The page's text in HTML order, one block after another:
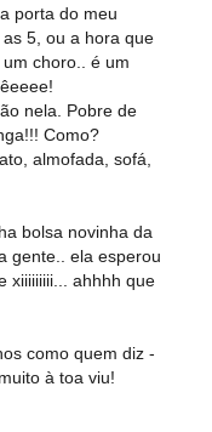
porta do meu
5, ou a hora que
choro.. é um
nela. Pobre de
Como?
almofada, sofá,
bolsa novinha da
gente.. ela esperou
xiiiiiiiii... ahhhh que
como quem diz -
à toa viu!